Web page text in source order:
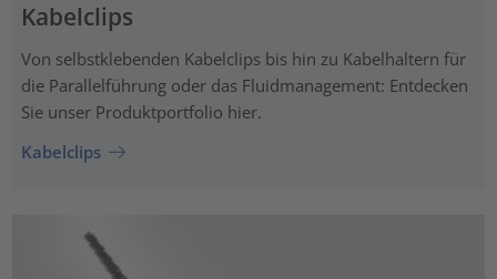
Kabelclips
Von selbstklebenden Kabelclips bis hin zu Kabelhaltern für
die Parallelführung oder das Fluidmanagement: Entdecken
Sie unser Produktportfolio hier.
Kabelclips